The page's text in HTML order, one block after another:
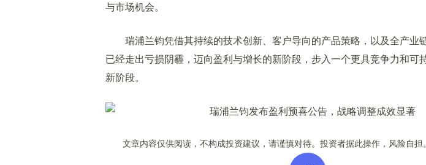
与市场机会。
瑞浦兰钧凭借其持续的技术创新、客户导向的产品策略，以及全产业
已经走出亏损阴霾，迈向盈利与增长的新阶段，步入一个更具竞争力和可
新阶段。
文章内容仅供阅读，不构成投资建议，请谨慎对待。投资者据此操作，风险自担。